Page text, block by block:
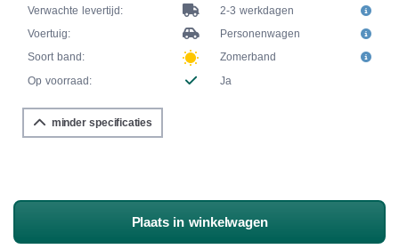
Verwachte levertijd:
2-3 werkdagen
Voertuig:
Personenwagen
Soort band:
Zomerband
Op voorraad:
Ja
minder specificaties
Plaats in winkelwagen